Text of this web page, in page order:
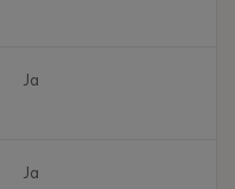
Ja
Ja